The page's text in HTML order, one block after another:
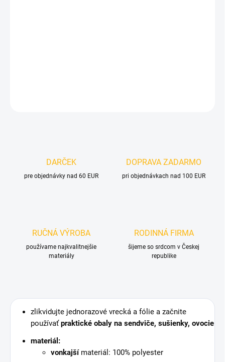
DARČEK
pre objednávky nad 60 EUR
DOPRAVA ZADARMO
pri objednávkach nad 100 EUR
RUČNÁ VÝROBA
používame najkvalitnejšie
materiály
RODINNÁ FIRMA
šijeme so srdcom v Českej
republike
zlikvidujte jednorazové vrecká a fólie a začnite
používaťpraktické obaly na sendviče, sušienky, ovocie
materiál:
vonkajší materiál: 100% polyester